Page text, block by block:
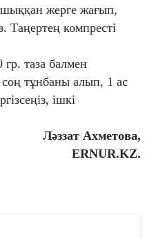
шыққан жерге жағып,
Таңертең компресті
таза балмен
тұнбаны алып, 1 ас
ішкі
Ләззат Ахметова,
ERNUR.KZ.